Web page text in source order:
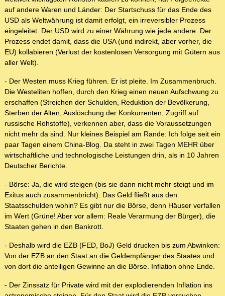
auf andere Waren und Länder: Der Startschuss für das Ende des
USD als Weltwährung ist damit erfolgt, ein irreversibler Prozess
eingeleitet. Der USD wird zu einer Währung wie jede andere. Der
Prozess endet damit, dass die USA (und indirekt, aber vorher, die
EU) kollabieren (Verlust der kostenlosen Versorgung mit Gütern aus
aller Welt).
- Der Westen muss Krieg führen. Er ist pleite. Im Zusammenbruch.
Die Westeliten hoffen, durch den Krieg einen neuen Aufschwung zu
erschaffen (Streichen der Schulden, Reduktion der Bevölkerung,
Sterben der Alten, Auslöschung der Konkurrenten, Zugriff auf
russische Rohstoffe), verkennen aber, dass die Voraussetzungen
nicht mehr da sind. Nur kleines Beispiel am Rande: Ich folge seit ein
paar Tagen einem China-Blog. Da steht in zwei Tagen MEHR über
wirtschaftliche und technologische Leistungen drin, als in 10 Jahren
Deutscher Berichte.
- Börse: Ja, die wird steigen (bis sie dann nicht mehr steigt und im
Exitus auch zusammenbricht). Das Geld fließt aus den
Staatsschulden wohin? Es gibt nur die Börse, denn Häuser verfallen
im Wert (Grüne! Aber vor allem: Reale Verarmung der Bürger), die
Staaten gehen in den Bankrott.
- Deshalb wird die EZB (FED, BoJ) Geld drucken bis zum Abwinken:
Von der EZB an den Staat an die Geldempfänger des Staates und
von dort die anteiligen Gewinne an die Börse. Inflation ohne Ende.
- Der Zinssatz für Private wird mit der explodierenden Inflation ins